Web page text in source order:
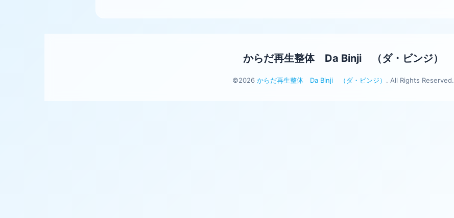
からだ再生整体 Da Binji （ダ・ビンジ）
©2026 からだ再生整体 Da Binji （ダ・ビンジ） . All Rights Reserved.